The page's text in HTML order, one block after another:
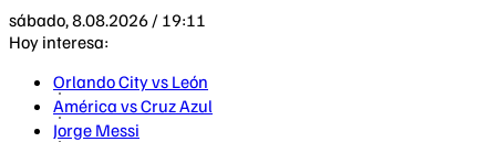
sábado, 8.08.2026 / 19:11
Hoy interesa:
Orlando City vs León
América vs Cruz Azul
Jorge Messi